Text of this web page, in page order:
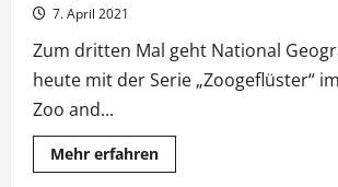
7. April 2021
Zum dritten Mal geht National
heute mit der Serie „Zoogeflüster“
Zoo and...
Mehr erfahrenMehr
Informationen